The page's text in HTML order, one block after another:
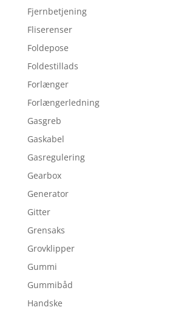
Fjernbetjening
Fliserenser
Foldepose
Foldestillads
Forlænger
Forlængerledning
Gasgreb
Gaskabel
Gasregulering
Gearbox
Generator
Gitter
Grensaks
Grovklipper
Gummi
Gummibåd
Handske